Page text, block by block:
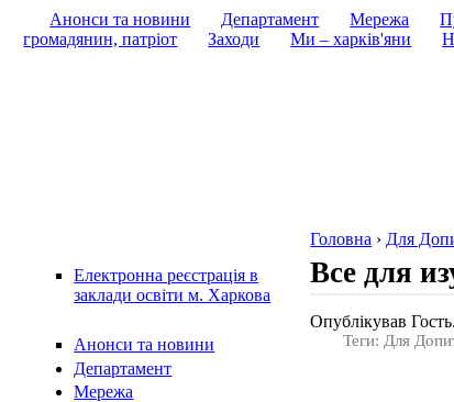
Анонси та новини Департамент Мережа
громадянин, патріот
Заходи Ми – харків'яни
Електронна реєстрація в
заклади освіти м. Харкова
Анонси та новини
Департамент
Мережа
Головна › Для
Все для
Опублікував
Теги: Для